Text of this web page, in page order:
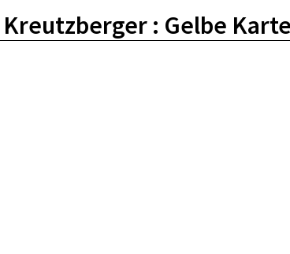
: Gelbe